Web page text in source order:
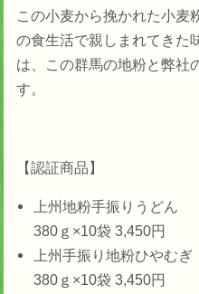
この小麦から挽かれた小麦
の食生活で親しまれてきた
は、この群馬の地粉と弊社
す。
【認証商品】
上州地粉手振りうどん
380ｇ×10袋 3,450円
上州手振り地粉ひやむぎ
380ｇ×10袋 3,450円